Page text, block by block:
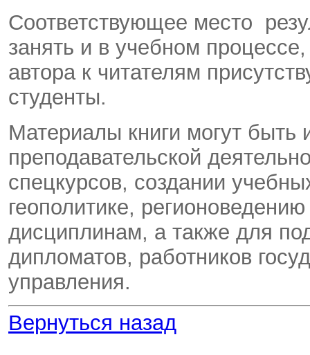
Соответствующее место
занять и в учебном
автора к читателям
студенты.
Материалы книги могут быть
преподавательской
спецкурсов, создании
геополитике,
дисциплинам, а также для
дипломатов, работников
управления.
Вернуться назад